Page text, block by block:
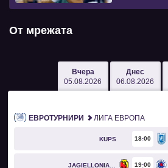
От мрежата
Вчера
05.08.2026
Днес
06.08.2026
ЕВРОТУРНИРИ ЛИГА ЕВРОПА
KUPS 18 00
JAGIELLONIA BIAŁYSTOK 19 00